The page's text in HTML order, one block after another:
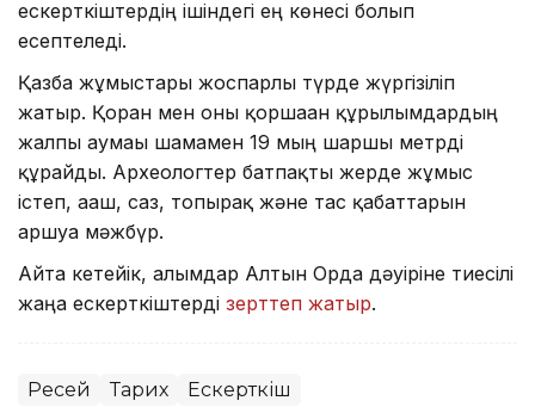
ескерткіштердің ішіндегі ең көнесі болып
есептеледі.
Қазба жұмыстары жоспарлы түрде жүргізіліп
жатыр. Қорған мен оны қоршаған құрылымдардың
жалпы аумағы шамамен 19 мың шаршы метрді
құрайды. Археологтер батпақты жерде жұмыс
істеп, ағаш, саз, топырақ және тас қабаттарын
аршуға мәжбүр.
Айта кетейік, ғалымдар Алтын Орда дәуіріне тиесілі
жаңа ескерткіштерді зерттеп жатыр.
Ресей Тарих Ескерткіш